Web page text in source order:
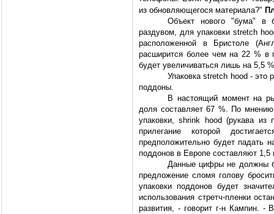
из обновляющегося материала?"
Объект нового "бума" в
раздувом, для упаковки stretch
расположенной в Бристоле
расширится более чем на 22 % в
будет увеличиваться лишь на 5,5
Упаковка stretch hood - это
поддоны.
В настоящий момент на
доля составляет 67 %. По
упаковки, shrink hood (рукава из
прилегание которой
предположительно будет падать
поддонов в Европе составляют 1,5
Данные цифры не должны
предложение сломя голову
упаковки поддонов будет
использования стретч-пленки
развития, - говорит г-н Кампин. -